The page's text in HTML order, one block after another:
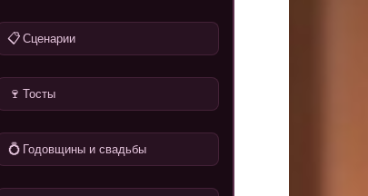
📋 Сценарии
🍷 Тосты
💍 Годовщины и свадьбы